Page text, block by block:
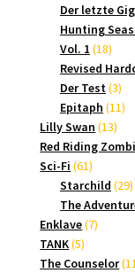
Der letzte Gig
Hunting
Vol. 1 1818
Revised
Der Test 33
Epitaph 1111
Lilly Swan 1313
Red Riding Zombi
Sci-Fi 6161
Produkte
Starchild 2929
The
Enklave 77
TANK 55
Produkte
The Counselor